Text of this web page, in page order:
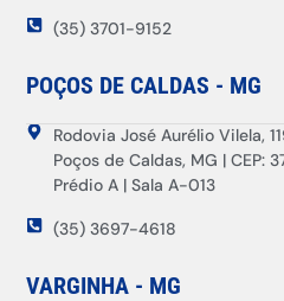
(35) 3701-9152
POÇOS DE CALDAS - MG
Rodovia José Aurélio Vilela,
Poços de Caldas, MG | CEP:
Prédio A | Sala A-013
(35) 3697-4618
VARGINHA - MG